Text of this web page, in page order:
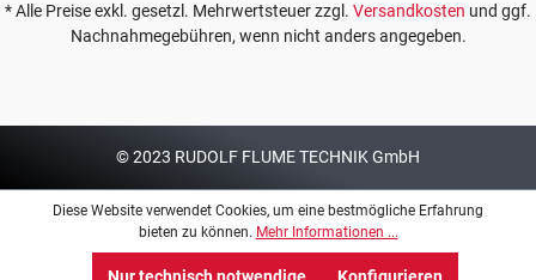
* Alle Preise exkl. gesetzl. Mehrwertsteuer zzgl. Versandkosten und ggf.
Nachnahmegebühren, wenn nicht anders angegeben.
© 2023 RUDOLF FLUME TECHNIK GmbH
Diese Website verwendet Cookies, um eine bestmögliche Erfahrung
bieten zu können. Mehr Informationen ...